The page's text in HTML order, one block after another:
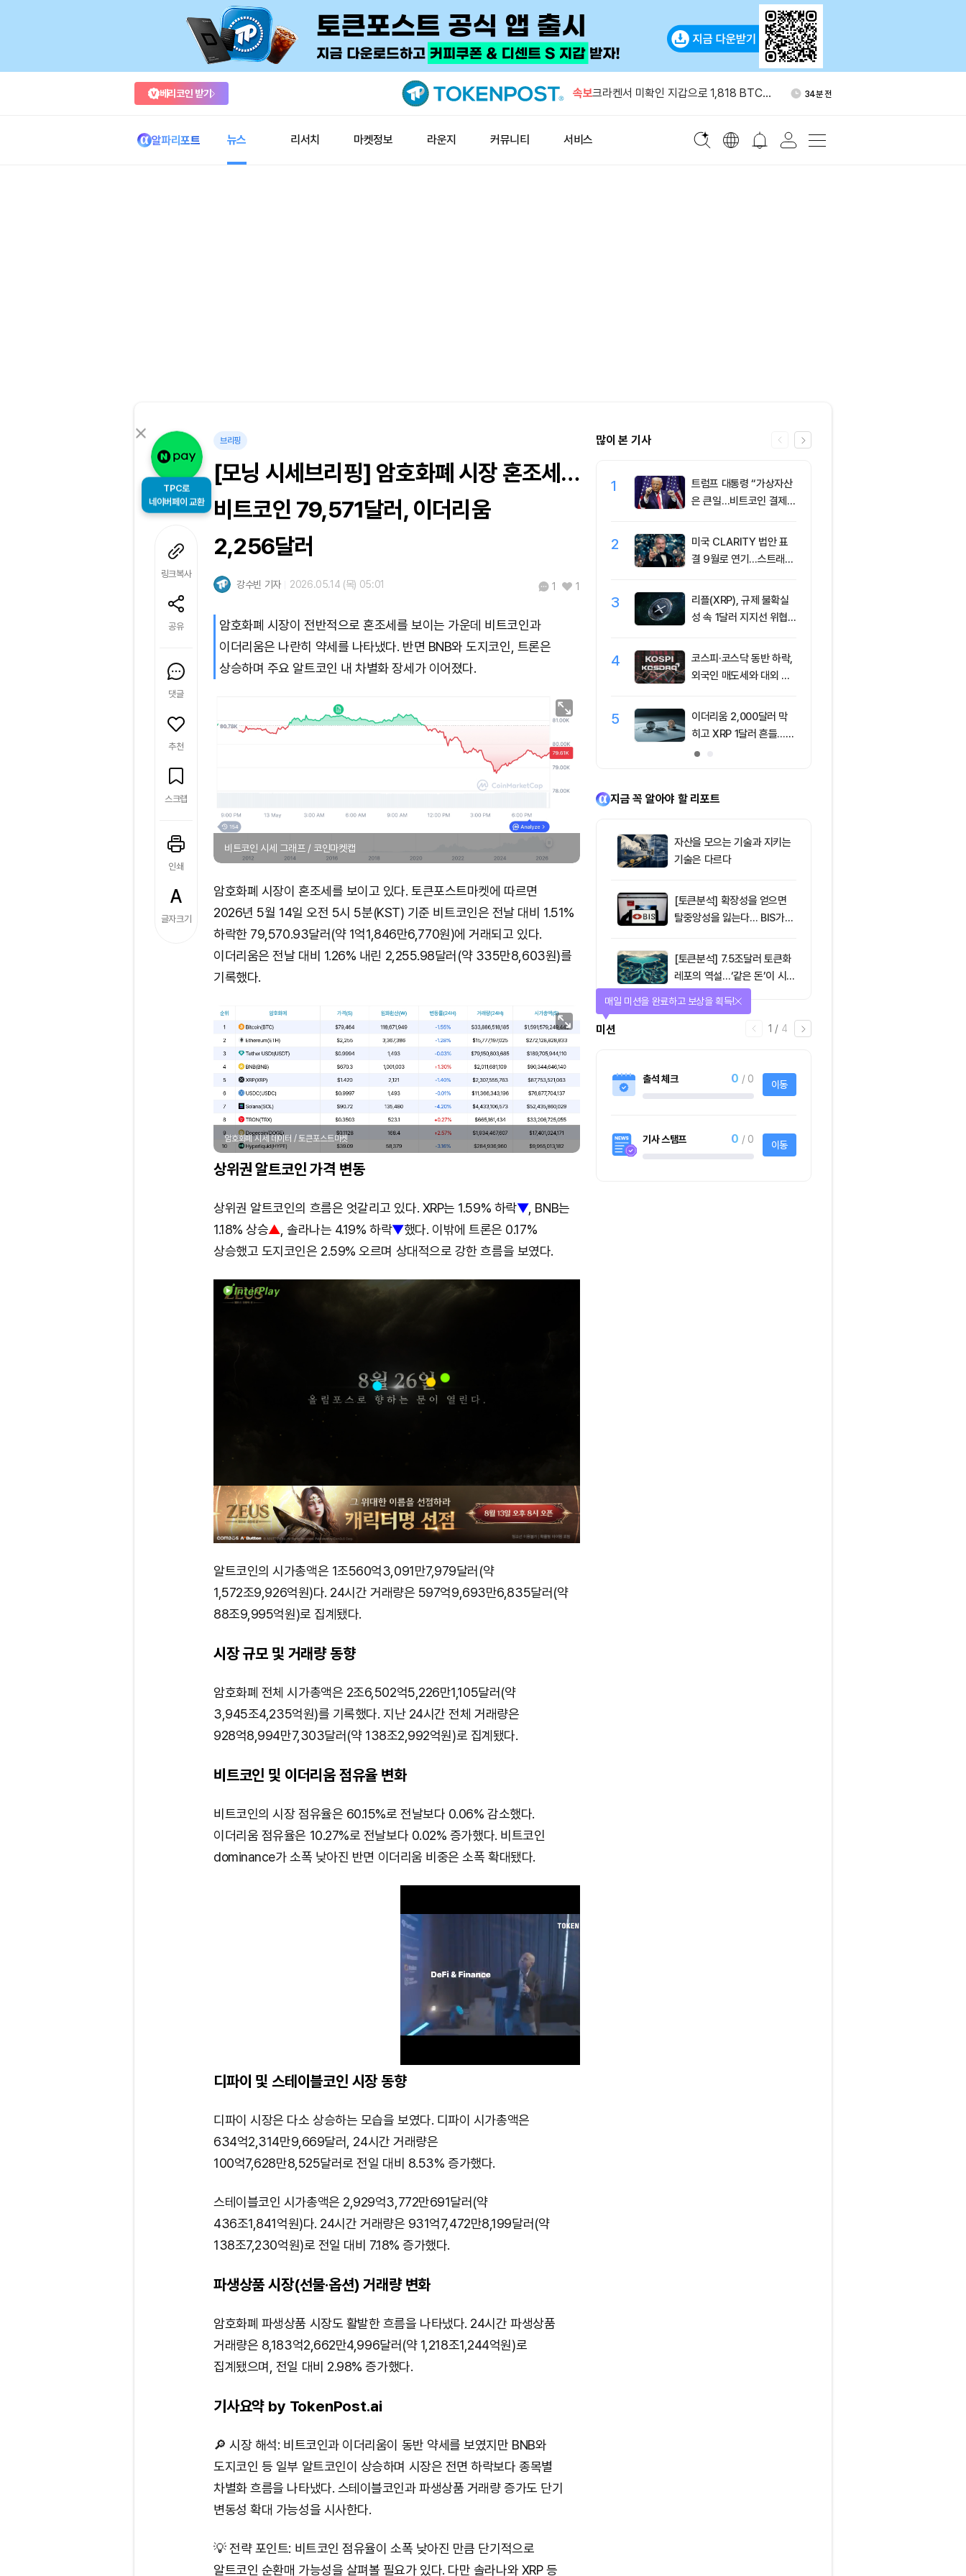
베리코인 받기 속보
미확인 지갑서 갤럭시디지털로 999
2시간 전
크라켄서 미확인 지갑으로 1,818 BTC
34분 전
알파리포트 뉴스 리서치 마켓정보 라운지 커뮤니티 서비스
네이버페이 교환
링크복사
공유
댓글
추천
스크랩
인쇄
글자크기
브리핑
[모닝 시세브리핑] 암호화폐 시장 혼조세…
비트코인 79,571달러, 이더리움
2,256달러
강수빈 기자 2026.05.14 (목) 05:01 1 1
암호화폐 시장이 전반적으로 혼조세를 보이는 가운데 비트코인과
이더리움은 나란히 약세를 나타냈다. 반면 BNB와 도지코인, 트론은
상승하며 주요 알트코인 내 차별화 장세가 이어졌다.
비트코인 시세 그래프 / 코인마켓캡
암호화폐 시장이 혼조세를 보이고 있다. 토큰포스트마켓에 따르면
2026년 5월 14일 오전 5시 5분(KST) 기준 비트코인은 전날 대비 1.51%
하락한 79,570.93달러(약 1억1,846만6,770원)에 거래되고 있다.
이더리움은 전날 대비 1.26% 내린 2,255.98달러(약 335만8,603원)를
기록했다.
암호화폐 시세 데이터 / 토큰포스트마켓
상위권 알트코인 가격 변동
상위권 알트코인의 흐름은 엇갈리고 있다. XRP는 1.59% 하락▼, BNB는
1.18% 상승▲ , 솔라나는 4.19% 하락▼했다. 이밖에 트론은 0.17%
상승했고 도지코인은 2.59% 오르며 상대적으로 강한 흐름을 보였다.
알트코인의 시가총액은 1조560억3,091만7,979달러(약
1,572조9,926억원)다. 24시간 거래량은 597억9,693만6,835달러(약
88조9,995억원)로 집계됐다.
시장 규모 및 거래량 동향
암호화폐 전체 시가총액은 2조6,502억5,226만1,105달러(약
3,945조4,235억원)를 기록했다. 지난 24시간 전체 거래량은
928억8,994만7,303달러(약 138조2,992억원)로 집계됐다.
비트코인 및 이더리움 점유율 변화
비트코인의 시장 점유율은 60.15%로 전날보다 0.06% 감소했다.
이더리움 점유율은 10.27%로 전날보다 0.02% 증가했다. 비트코인
dominance가 소폭 낮아진 반면 이더리움 비중은 소폭 확대됐다.
디파이 및 스테이블코인 시장 동향
디파이 시장은 다소 상승하는 모습을 보였다. 디파이 시가총액은
634억2,314만9,669달러, 24시간 거래량은
100억7,628만8,525달러로 전일 대비 8.53% 증가했다.
스테이블코인 시가총액은 2,929억3,772만691달러(약
436조1,841억원)다. 24시간 거래량은 931억7,472만8,199달러(약
138조7,230억원)로 전일 대비 7.18% 증가했다.
파생상품 시장(선물·옵션) 거래량 변화
암호화폐 파생상품 시장도 활발한 흐름을 나타냈다. 24시간 파생상품
거래량은 8,183억2,662만4,996달러(약 1,218조1,244억원)로
집계됐으며, 전일 대비 2.98% 증가했다.
기사요약 by TokenPost.ai
🔎 시장 해석: 비트코인과 이더리움이 동반 약세를 보였지만 BNB와
도지코인 등 일부 알트코인이 상승하며 시장은 전면 하락보다 종목별
차별화 흐름을 나타냈다. 스테이블코인과 파생상품 거래량 증가도 단기
변동성 확대 가능성을 시사한다.
💡 전략 포인트: 비트코인 점유율이 소폭 낮아진 만큼 단기적으로
알트코인 순환매 가능성을 살펴볼 필요가 있다. 다만 솔라나와 XRP 등
많이 본 기사
1
트럼프 대통령 “가상자산
은 큰일…비트코인 결제
2
미국 CLARITY 법안 표
결 9월로 연기…스트래티
3
리플(XRP), 규제 불확실
성 속 1달러 지지선 위협
4
코스피·코스닥 동반 하락,
외국인 매도세와 대외 불
5
이더리움 2,000달러 막
히고 XRP 1달러 흔들…알
트코인 선별 장세 강화
지금 꼭 알아야 할 리포트
자산을 모으는 기술과 지키는
기술은 다르다
[토큰분석] 확장성을 얻으면
탈중앙성을 잃는다… BIS가
학’
[토큰분석] 7.5조달러 토큰화
레포의 역설…‘같은 돈’이 시장
1 / 4
미션
매일 미션을 완료하고 보상을 획득!
출석 체크 0 / 0 이동
기사 스탬프 0 / 0 이동